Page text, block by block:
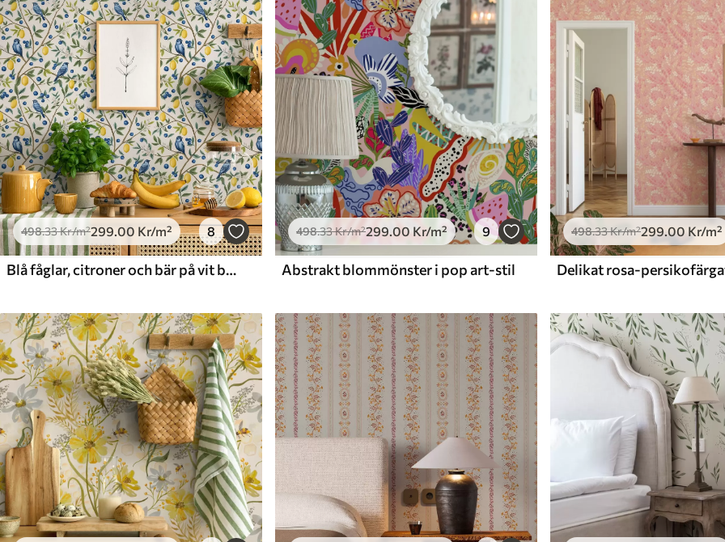
Tillgängliga material
Standard
498.33299 .00Kr
Premium
631.67379.00Kr/m²
Premiumvinyl
725.00435.00
498.33Kr/m²299.00 Kr/m² 8
Blå fåglar, citroner och bär på vit bakgrund
498.33Kr/m²299.00 Kr/m² 9
Abstrakt blommönster i pop art-stil
498.33Kr/m²299.00 Kr/m²